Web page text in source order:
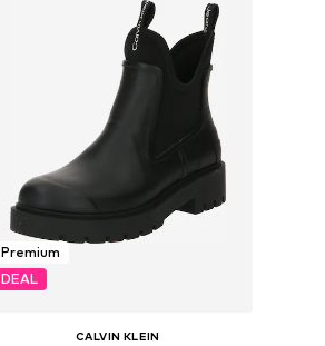
Premium
DEAL
CALVIN KLEIN